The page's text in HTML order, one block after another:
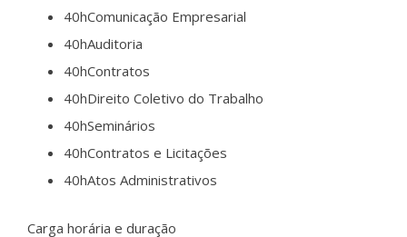
40hComunicação Empresarial
40hAuditoria
40hContratos
40hDireito Coletivo do Trabalho
40hSeminários
40hContratos e Licitações
40hAtos Administrativos
Carga horária e duração